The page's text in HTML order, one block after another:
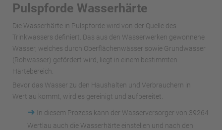
Pulspforde Wasserhärte
Die Wasserhärte in Pulspforde wird von der Quelle des
Trinkwassers definiert. Das aus den Wasserwerken gewonnene
Wasser, welches durch Oberflächenwässer sowie Grundwasser
(Rohwasser) gefördert wird, liegt in einem bestimmten
Härtebereich.
Bevor das Wasser zu den Haushalten und Verbrauchern in
Wertlau kommt, wird es gereinigt und aufbereitet.
➜
In diesem Prozess kann der Wasserversorger von 39264
Wertlau auch die Wasserhärte einstellen und nach den